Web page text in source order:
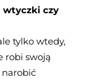
wtyczki czy
tylko wtedy,
robi swoją
narobić